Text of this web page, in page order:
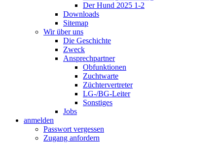
Der Hund 2025 1-2
Downloads
Sitemap
Wir über uns
Die Geschichte
Zweck
Ansprechpartner
Obfunktionen
Zuchtwarte
Züchtervertreter
LG-/BG-Leiter
Sonstiges
Jobs
anmelden
Passwort vergessen
Zugang anfordern